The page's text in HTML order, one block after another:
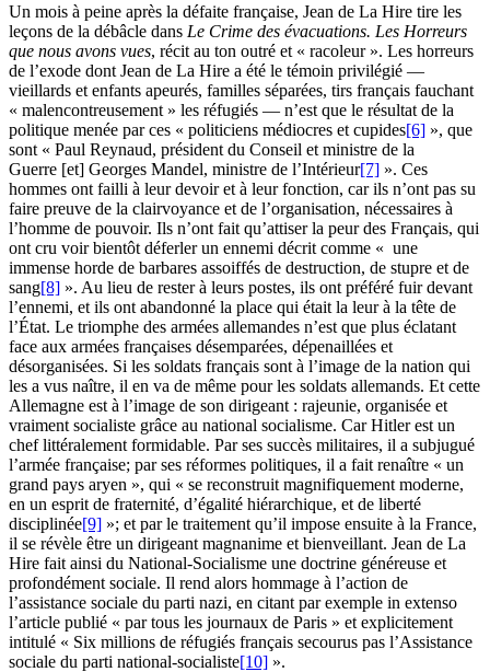
Un mois à peine après la défaite française, Jean de La Hire tire les
leçons de la débâcle dans Le Crime des évacuations. Les Horreurs
que nous avons vues, récit au ton outré et « racoleur ». Les horreurs
de l’exode dont Jean de La Hire a été le témoin privilégié —
vieillards et enfants apeurés, familles séparées, tirs français fauchant
« malencontreusement » les réfugiés — n’est que le résultat de la
politique menée par ces « politiciens médiocres et cupides[6] », que
sont « Paul Reynaud, président du Conseil et ministre de la
Guerre [et] Georges Mandel, ministre de l’Intérieur[7] ». Ces
hommes ont failli à leur devoir et à leur fonction, car ils n’ont pas su
faire preuve de la clairvoyance et de l’organisation, nécessaires à
l’homme de pouvoir. Ils n’ont fait qu’attiser la peur des Français, qui
ont cru voir bientôt déferler un ennemi décrit comme « une
immense horde de barbares assoiffés de destruction, de stupre et de
sang[8] ». Au lieu de rester à leurs postes, ils ont préféré fuir devant
l’ennemi, et ils ont abandonné la place qui était la leur à la tête de
l’État. Le triomphe des armées allemandes n’est que plus éclatant
face aux armées françaises désemparées, dépenaillées et
désorganisées. Si les soldats français sont à l’image de la nation qui
les a vus naître, il en va de même pour les soldats allemands. Et cette
Allemagne est à l’image de son dirigeant : rajeunie, organisée et
vraiment socialiste grâce au national socialisme. Car Hitler est un
chef littéralement formidable. Par ses succès militaires, il a subjugué
l’armée française; par ses réformes politiques, il a fait renaître « un
grand pays aryen », qui « se reconstruit magnifiquement moderne,
en un esprit de fraternité, d’égalité hiérarchique, et de liberté
disciplinée[9] »; et par le traitement qu’il impose ensuite à la France,
il se révèle être un dirigeant magnanime et bienveillant. Jean de La
Hire fait ainsi du National-Socialisme une doctrine généreuse et
profondément sociale. Il rend alors hommage à l’action de
l’assistance sociale du parti nazi, en citant par exemple in extenso
l’article publié « par tous les journaux de Paris » et explicitement
intitulé « Six millions de réfugiés français secourus pas l’Assistance
sociale du parti national-socialiste[10] ».